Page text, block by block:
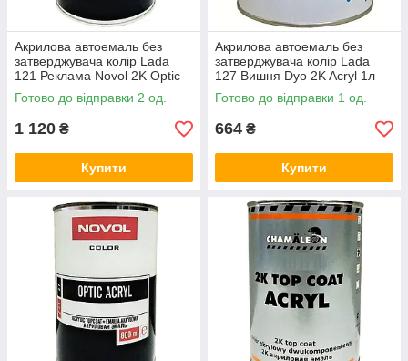
Акрилова автоемаль без
затверджувача колір Lada
121 Реклама Novol 2K Optic
Acryl 800мл
Готово до відправки 2 од.
1 120 ₴
Купити
Акрилова автоемаль без
затверджувача колір Lada
127 Вишня Dyo 2K Acryl 1л
Готово до відправки 1 од.
664 ₴
Купити